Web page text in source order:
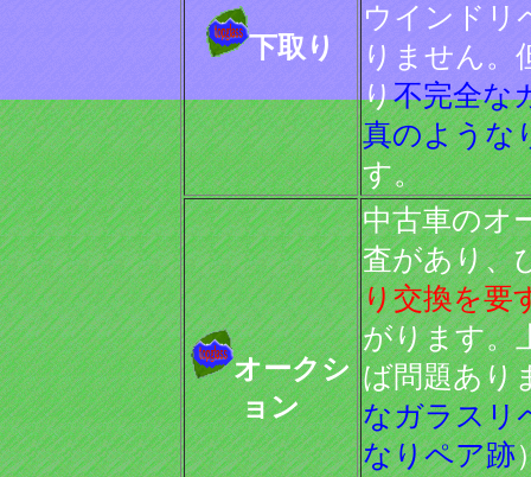
下取り
ウインドリ
りません。
り不完全な
真のような
す。
オークシ
ョン
中古車のオ
査があり、
り交換を要
がります。
ば問題あり
なガラスリ
なりペア跡